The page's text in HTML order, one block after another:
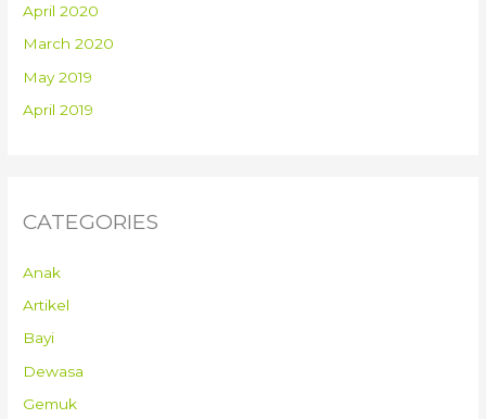
April 2020
March 2020
May 2019
April 2019
CATEGORIES
Anak
Artikel
Bayi
Dewasa
Gemuk